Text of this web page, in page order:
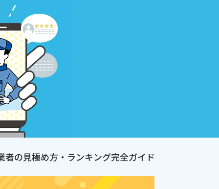
の見極め方・ランキング完全ガイド